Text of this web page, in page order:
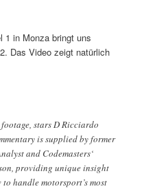
1 in Monza bringt uns
Das Video zeigt natürlich
stars D Ricciardo
is supplied by former
and Codemasters‘
providing unique insight
handle motorsport’s most